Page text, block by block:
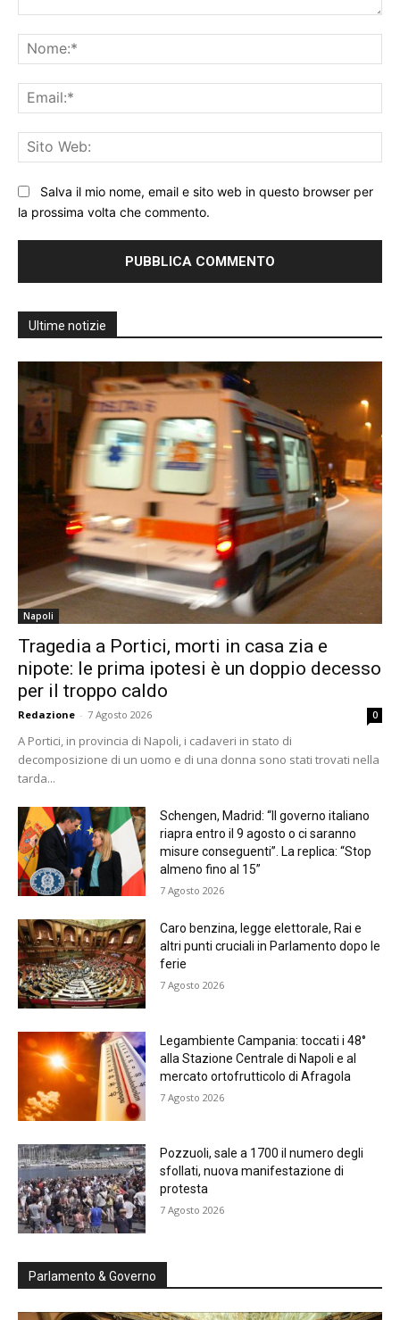
Salva il mio nome, email e sito web in questo browser per
la prossima volta che commento.
Ultime notizie
Napoli
Tragedia a Portici, morti in casa zia e
nipote: le prima ipotesi è un doppio decesso
per il troppo caldo
Redazione - 7 Agosto 2026 0
A Portici, in provincia di Napoli, i cadaveri in stato di
decomposizione di un uomo e di una donna sono stati trovati nella
tarda...
Schengen, Madrid: “Il governo italiano
riapra entro il 9 agosto o ci saranno
misure conseguenti”. La replica: “Stop
almeno fino al 15”
7 Agosto 2026
Caro benzina, legge elettorale, Rai e
altri punti cruciali in Parlamento dopo le
ferie
7 Agosto 2026
Legambiente Campania: toccati i 48°
alla Stazione Centrale di Napoli e al
mercato ortofrutticolo di Afragola
7 Agosto 2026
Pozzuoli, sale a 1700 il numero degli
sfollati, nuova manifestazione di
protesta
7 Agosto 2026
Parlamento & Governo